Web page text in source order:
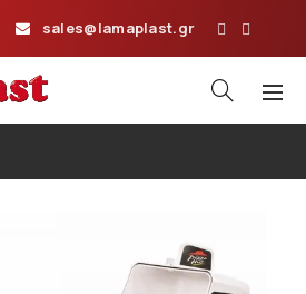
sales@lamaplast.gr